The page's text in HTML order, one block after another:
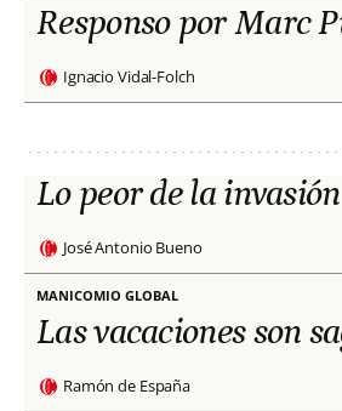
Responso por Marc
Ignacio Vidal-Folch
Lo peor de la invasión
José Antonio Bueno
MANICOMIO GLOBAL
Las vacaciones son
Ramón de España